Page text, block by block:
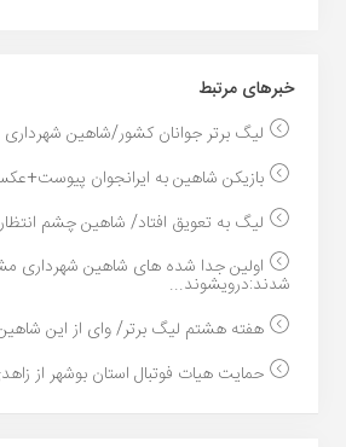
خبر‌های مرتبط
لیگ برتر جوانان کشور/شاهین شهرداری ۱ صباقم ۲/عکس:ا...
بازیکن شاهین به ایرانجوان
لیگ به تعویق افتاد/ شاهین چشم
اولین جدا شده های شاهین
شدند:درویشوند...
هفته هشتم لیگ برتر/ وای از این
حمایت هیات فوتبال استان بوشهر از